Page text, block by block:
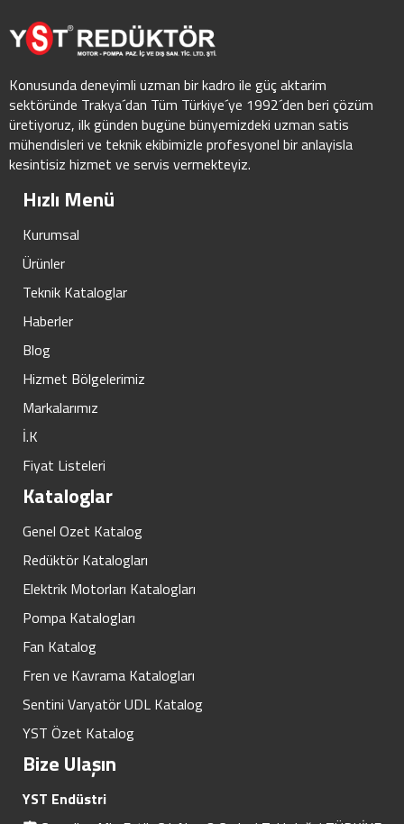
Konusunda deneyimli uzman bir kadro ile güç aktarim
sektöründe Trakya´dan Tüm Türkiye´ye 1992´den beri çözüm
üretiyoruz, ilk günden bugüne bünyemizdeki uzman satis
mühendisleri ve teknik ekibimizle profesyonel bir anlayisla
kesintisiz hizmet ve servis vermekteyiz.
Hızlı Menü
Kurumsal
Ürünler
Teknik Kataloglar
Haberler
Blog
Hizmet Bölgelerimiz
Markalarımız
İ.K
Fiyat Listeleri
Kataloglar
Genel Ozet Katalog
Redüktör Katalogları
Elektrik Motorları Katalogları
Pompa Katalogları
Fan Katalog
Fren ve Kavrama Katalogları
Sentini Varyatör UDL Katalog
YST Özet Katalog
Bize Ulaşın
YST Endüstri